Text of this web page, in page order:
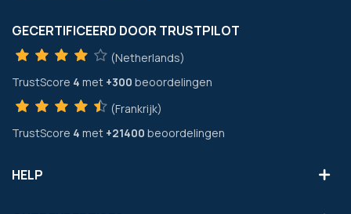
GECERTIFICEERD DOOR TRUSTPILOT
(Netherlands)
TrustScore 4 met +300 beoordelingen
(Frankrijk)
TrustScore 4 met +21400 beoordelingen
HELP